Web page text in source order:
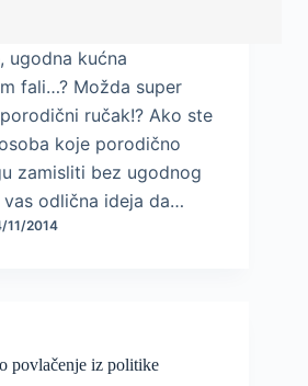
ugodna kućna
fali…? Možda super
ručak!? Ako ste
koje porodično
zamisliti bez ugodnog
odlična ideja da…
11/2014
povlačenje iz politike